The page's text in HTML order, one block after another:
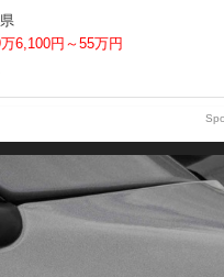
万6,100円～55万円